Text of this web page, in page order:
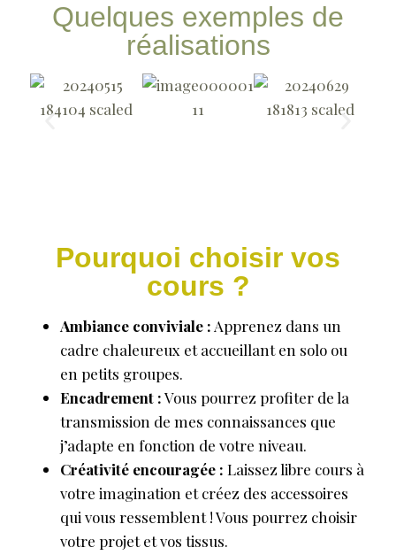
Quelques exemples de
réalisations
Pourquoi choisir vos
cours ?
Ambiance conviviale : Apprenez dans un
cadre chaleureux et accueillant en solo ou
en petits groupes.
Encadrement :Vous pourrez profiter de la
transmission de mes connaissances que
j’adapte en fonction de votre niveau.
Créativité encouragée : Laissez libre cours à
votre imagination et créez des accessoires
qui vous ressemblent ! Vous pourrez choisir
votre projet et vos tissus.